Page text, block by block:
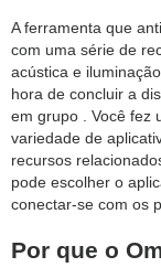
A ferramenta que
com uma série de
acústica e
hora de concluir a
em grupo . Você fez
variedade de
recursos
pode escolher o
conectar-se com os
Por que o